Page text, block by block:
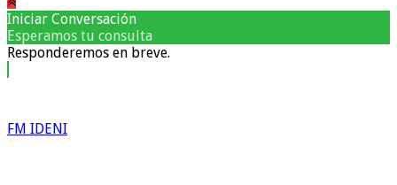
Iniciar Conversación
Esperamos tu consulta
Responderemos en breve.
FM IDENI